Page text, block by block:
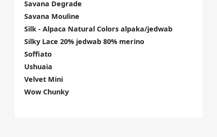
Savana Degrade
Savana Mouline
Silk - Alpaca Natural Colors alpaka/jedwab
Silky Lace 20% jedwab 80% merino
Soffiato
Ushuaia
Velvet Mini
Wow Chunky